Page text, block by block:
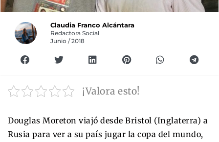
Claudia Franco Alcántara
Redactora Social
Junio / 2018
¡Valora esto!
Douglas Moreton viajó desde Bristol (Inglaterra) a
Rusia para ver a su país jugar la copa del mundo,